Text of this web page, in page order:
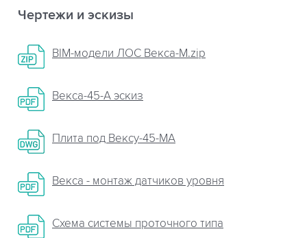
Чертежи и эскизы
BIM-модели ЛОС Векса-М.zip
Векса-45-А эскиз
Плита пoд Вексу-45-МА
Векса - монтаж датчиков уровня
Схема системы проточного типа